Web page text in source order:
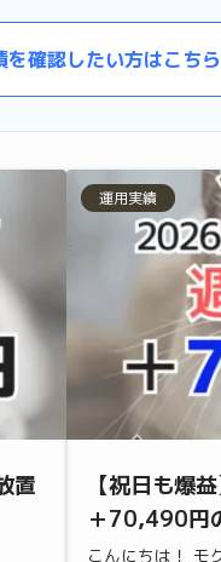
を確認したい方はこちら
置
運用実績
【祝日も爆
＋70,490円
こんにちは！ モ